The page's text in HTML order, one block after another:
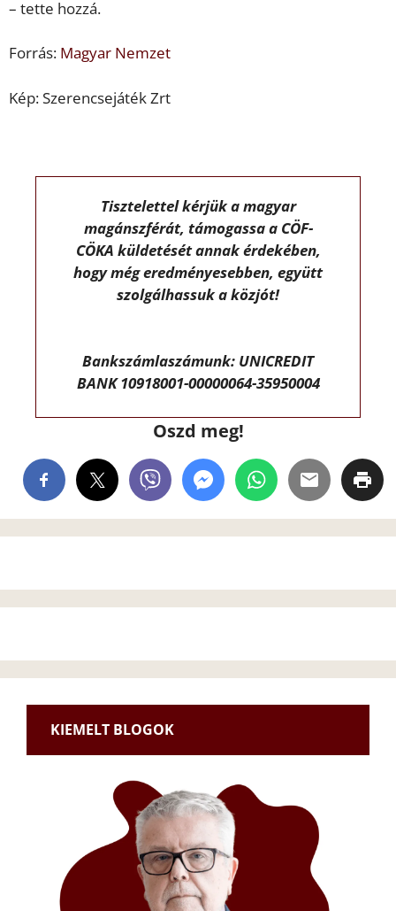
– tette hozzá.
Forrás: Magyar Nemzet
Kép: Szerencsejáték Zrt
Tisztelettel kérjük a magyar
magánszférát, támogassa a CÖF-
CÖKA küldetését annak érdekében,
hogy még eredményesebben, együtt
szolgálhassuk a közjót!
Bankszámlaszámunk: UNICREDIT
BANK 10918001-00000064-35950004
Oszd meg!
KIEMELT BLOGOK